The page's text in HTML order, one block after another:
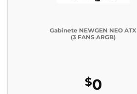
Gabinete NEWGEN NEO ATX
(3 FANS ARGB)
$0